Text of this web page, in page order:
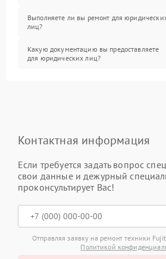
Выполняете ли вы ремонт для
лиц?
Какую документацию вы предоставляете
для юридических лиц?
Контактная информация
Если требуется задать вопрос
свои данные и дежурный
проконсультирует Вас!
Отправляя заявку на ремонт техники
Политикой